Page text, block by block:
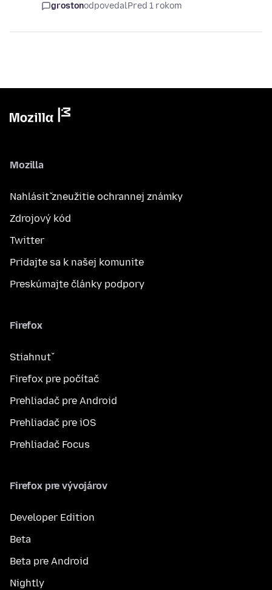
grostonodpovedalPred 1 rokom
Mozilla
Nahlásiť zneužitie ochrannej známky
Zdrojový kód
Twitter
Pridajte sa k našej komunite
Preskúmajte články podpory
Firefox
Stiahnuť
Firefox pre počítač
Prehliadač pre Android
Prehliadač pre iOS
Prehliadač Focus
Firefox pre vývojárov
Developer Edition
Beta
Beta pre Android
Nightly